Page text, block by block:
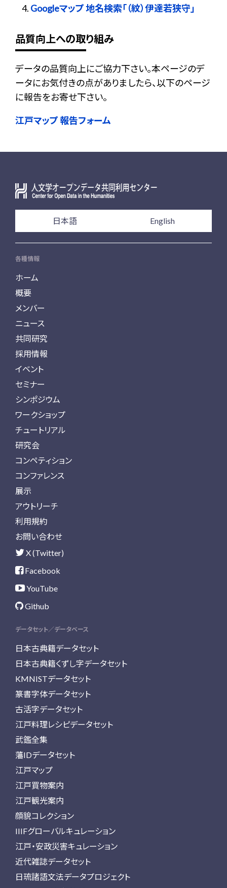
Googleマップ 地名検索「（紋）伊達若狭守」
品質向上への取り組み
データの品質向上にご協力下さい。本ページのデ
ータにお気付きの点がありましたら、以下のページ
に報告をお寄せ下さい。
江戸マップ 報告フォーム
日本語 English
各種情報
ホーム
概要
メンバー
ニュース
共同研究
採用情報
イベント
セミナー
シンポジウム
ワークショップ
チュートリアル
研究会
コンペティション
コンファレンス
展示
アウトリーチ
利用規約
お問い合わせ
X (Twitter)
Facebook
YouTube
Github
データセット／データベース
日本古典籍データセット
日本古典籍くずし字データセット
KMNISTデータセット
篆書字体データセット
古活字データセット
江戸料理レシピデータセット
武鑑全集
藩IDデータセット
江戸マップ
江戸買物案内
江戸観光案内
顔貌コレクション
IIIFグローバルキュレーション
江戸・安政災害キュレーション
近代雑誌データセット
日琉諸語文法データプロジェクト